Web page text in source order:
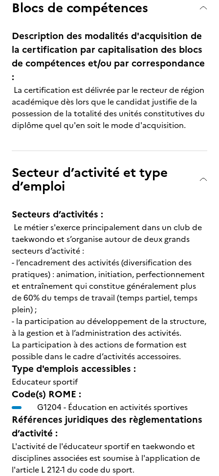
Blocs de compétences
Description des modalités d'acquisition de
la certification par capitalisation des blocs
de compétences et/ou par correspondance
:
La certification est délivrée par le recteur de région
académique dès lors que le candidat justifie de la
possession de la totalité des unités constitutives du
diplôme quel qu'en soit le mode d'acquisition.
Secteur d’activité et type
d’emploi
Secteurs d’activités :
Le métier s'exerce principalement dans un club de
taekwondo et s’organise autour de deux grands
secteurs d’activité :
- l’encadrement des activités (diversification des
pratiques) : animation, initiation, perfectionnement
et entraînement qui constitue généralement plus
de 60% du temps de travail (temps partiel, temps
plein) ;
- la participation au développement de la structure,
à la gestion et à l’administration des activités.
La participation à des actions de formation est
possible dans le cadre d’activités accessoires.
Type d'emplois accessibles :
Educateur sportif
Code(s) ROME :
G1204 - Éducation en activités sportives
Références juridiques des règlementations
d’activité :
L'activité de l'éducateur sportif en taekwondo et
disciplines associées est soumise à l'application de
l'article L 212-1 du code du sport.